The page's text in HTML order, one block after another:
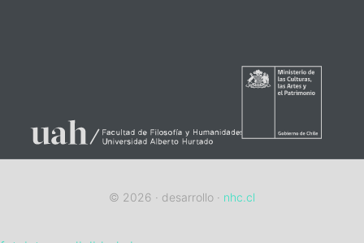
© 2026 · desarrollo · nhc.cl